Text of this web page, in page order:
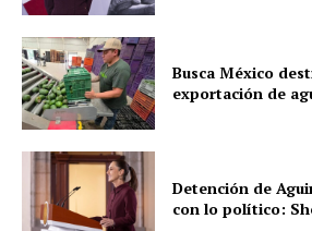
Busca México
exportación de
Detención de
con lo político: